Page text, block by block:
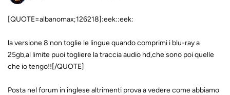
[QUOTE=albanomax;126218]:eek::eek:
la versione 8 non toglie le lingue quando comprimi i blu-ray a
25gb,al limite puoi togliere la traccia audio hd,che sono poi quelle
che io tengo!![/QUOTE]
Posta nel forum in inglese altrimenti prova a vedere come abbiamo